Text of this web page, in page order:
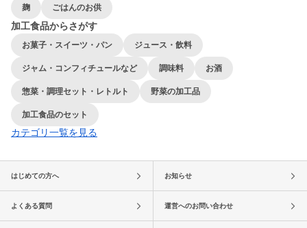
麹 ごはんのお供
加工食品からさがす
お菓子・スイーツ・パン ジュース・飲料
ジャム・コンフィチュールなど 調味料 お酒
惣菜・調理セット・レトルト 野菜の加工品
加工食品のセット
カテゴリ一覧を見る
はじめての方へ お知らせ
よくある質問 運営へのお問い合わせ